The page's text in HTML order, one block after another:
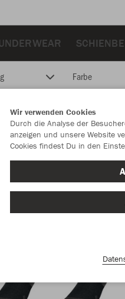
Farbe
Wir verwenden Cookies
Durch die Analyse der
anzeigen und unsere Website
Cookies findest Du in den